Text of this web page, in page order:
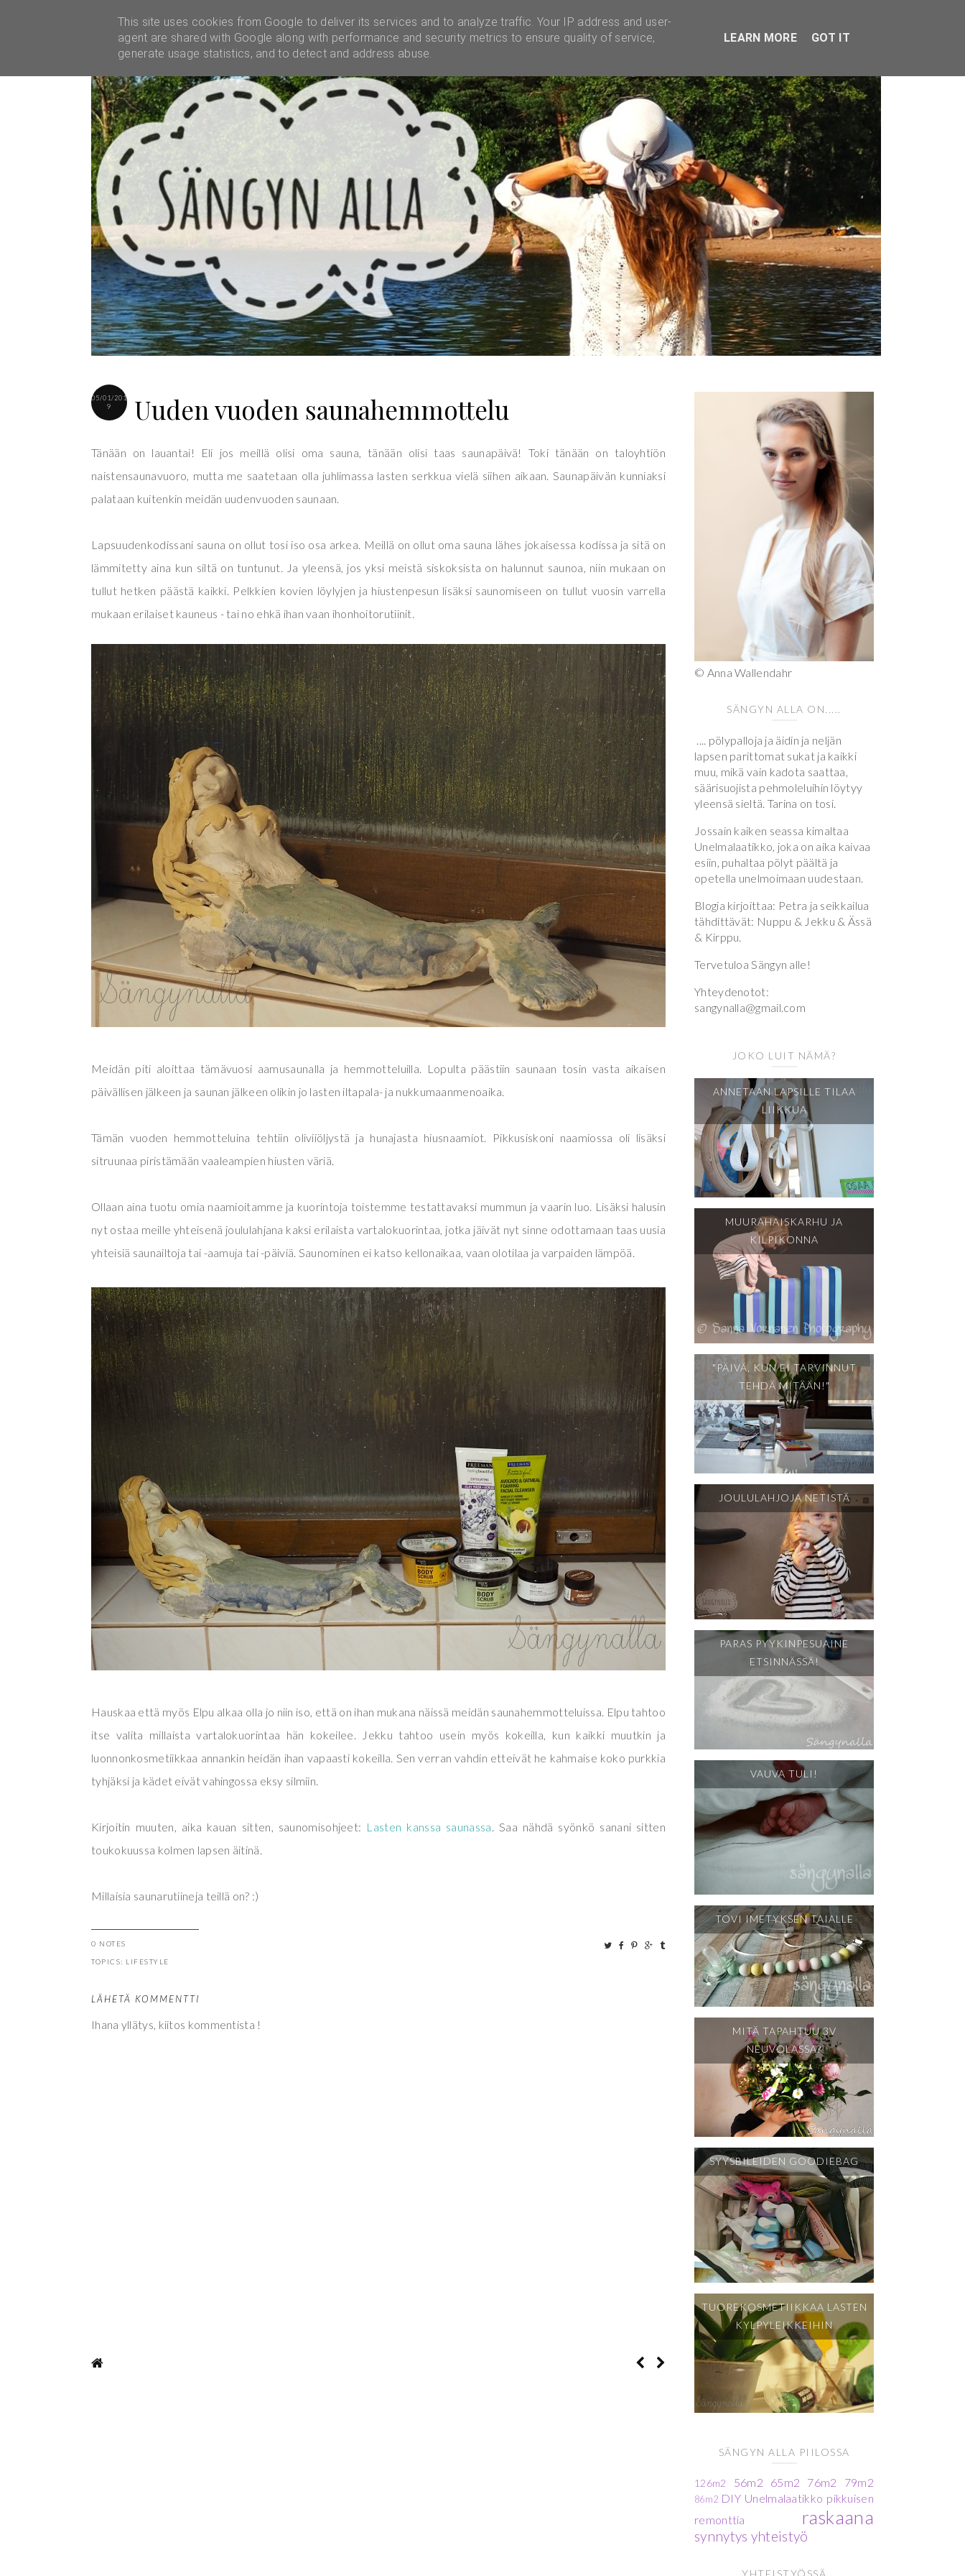
YHTEISTYÖT UNELMALAATIKKO
05/01/201
9
Uuden vuoden saunahemmottelu
Tänään on lauantai! Eli jos meillä olisi oma sauna, tänään olisi taas saunapäivä! Toki tänään on taloyhtiön
naistensaunavuoro, mutta me saatetaan olla juhlimassa lasten serkkua vielä siihen aikaan. Saunapäivän kunniaksi
palataan kuitenkin meidän uudenvuoden saunaan.
Lapsuudenkodissani sauna on ollut tosi iso osa arkea. Meillä on ollut oma sauna lähes jokaisessa kodissa ja sitä on
lämmitetty aina kun siltä on tuntunut. Ja yleensä, jos yksi meistä siskoksista on halunnut saunoa, niin mukaan on
tullut hetken päästä kaikki. Pelkkien kovien löylyjen ja hiustenpesun lisäksi saunomiseen on tullut vuosin varrella
mukaan erilaiset kauneus - tai no ehkä ihan vaan ihonhoitorutiinit.
Meidän piti aloittaa tämävuosi aamusaunalla ja hemmotteluilla. Lopulta päästiin saunaan tosin vasta aikaisen
päivällisen jälkeen ja saunan jälkeen olikin jo lasten iltapala- ja nukkumaanmenoaika.
Tämän vuoden hemmotteluina tehtiin oliviiöljystä ja hunajasta hiusnaamiot. Pikkusiskoni naamiossa oli lisäksi
sitruunaa piristämään vaaleampien hiusten väriä.
Ollaan aina tuotu omia naamioitamme ja kuorintoja toistemme testattavaksi mummun ja vaarin luo. Lisäksi halusin
nyt ostaa meille yhteisenä joululahjana kaksi erilaista vartalokuorintaa, jotka jäivät nyt sinne odottamaan taas uusia
yhteisiä saunailtoja tai -aamuja tai -päiviä. Saunominen ei katso kellonaikaa, vaan olotilaa ja varpaiden lämpöä.
Hauskaa että myös Elpu alkaa olla jo niin iso, että on ihan mukana näissä meidän saunahemmotteluissa. Elpu tahtoo
itse valita millaista vartalokuorintaa hän kokeilee. Jekku tahtoo usein myös kokeilla, kun kaikki muutkin ja
luonnonkosmetiikkaa annankin heidän ihan vapaasti kokeilla. Sen verran vahdin etteivät he kahmaise koko purkkia
tyhjäksi ja kädet eivät vahingossa eksy silmiin.
Kirjoitin muuten, aika kauan sitten, saunomisohjeet: Lasten kanssa saunassa . Saa nähdä syönkö sanani sitten
toukokuussa kolmen lapsen äitinä.
Millaisia saunarutiineja teillä on? :)
0 NOTES
TOPICS: LIFESTYLE
LÄHETÄ KOMMENTTI
Ihana yllätys, kiitos kommentista !
© Anna Wallendahr
SÄNGYN ALLA ON.....
.... pölypalloja ja äidin ja neljän
lapsen parittomat sukat ja kaikki
muu, mikä vain kadota saattaa,
säärisuojista pehmoleluihin löytyy
yleensä sieltä. Tarina on tosi.
Jossain kaiken seassa kimaltaa
Unelmalaatikko, joka on aika kaivaa
esiin, puhaltaa pölyt päältä ja
opetella unelmoimaan uudestaan.
Blogia kirjoittaa: Petra ja seikkailua
tähdittävät: Nuppu & Jekku & Ässä
& Kirppu.
Tervetuloa Sängyn alle!
Yhteydenotot:
sangynalla@gmail.com
JOKO LUIT NÄMÄ?
ANNETAAN LAPSILLE TILAA
LIIKKUA
MUURAHAISKARHU JA
KILPIKONNA
"PÄIVÄ, KUN EI TARVINNUT
TEHDÄ MITÄÄN!"
JOULULAHJOJA NETISTÄ
PARAS PYYKINPESUAINE
ETSINNÄSSÄ!
VAUVA TULI!
TOVI IMETYKSEN TAIALLE
MITÄ TAPAHTUU 3V
NEUVOLASSA?
SYYSBILEIDEN GOODIEBAG
TUOREKOSMETIIKKAA LASTEN
KYLPYLEIKKEIHIN
SÄNGYN ALLA PIILOSSA
126m2 56m2 65m2 76m2 79m2
86m2 DIY Unelmalaatikko pikkuisen
remonttia
raskaana
synnytys yhteistyö
This site uses cookies from Google to deliver its services and to analyze traffic. Your IP address and user-
agent are shared with Google along with performance and security metrics to ensure quality of service,
generate usage statistics, and to detect and address abuse.
LEARN MORE GOT IT